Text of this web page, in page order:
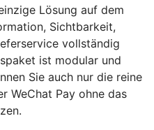
Lösung auf dem
Sichtbarkeit,
vollständig
ist modular und
Sie auch nur die reine
WeChat Pay ohne das